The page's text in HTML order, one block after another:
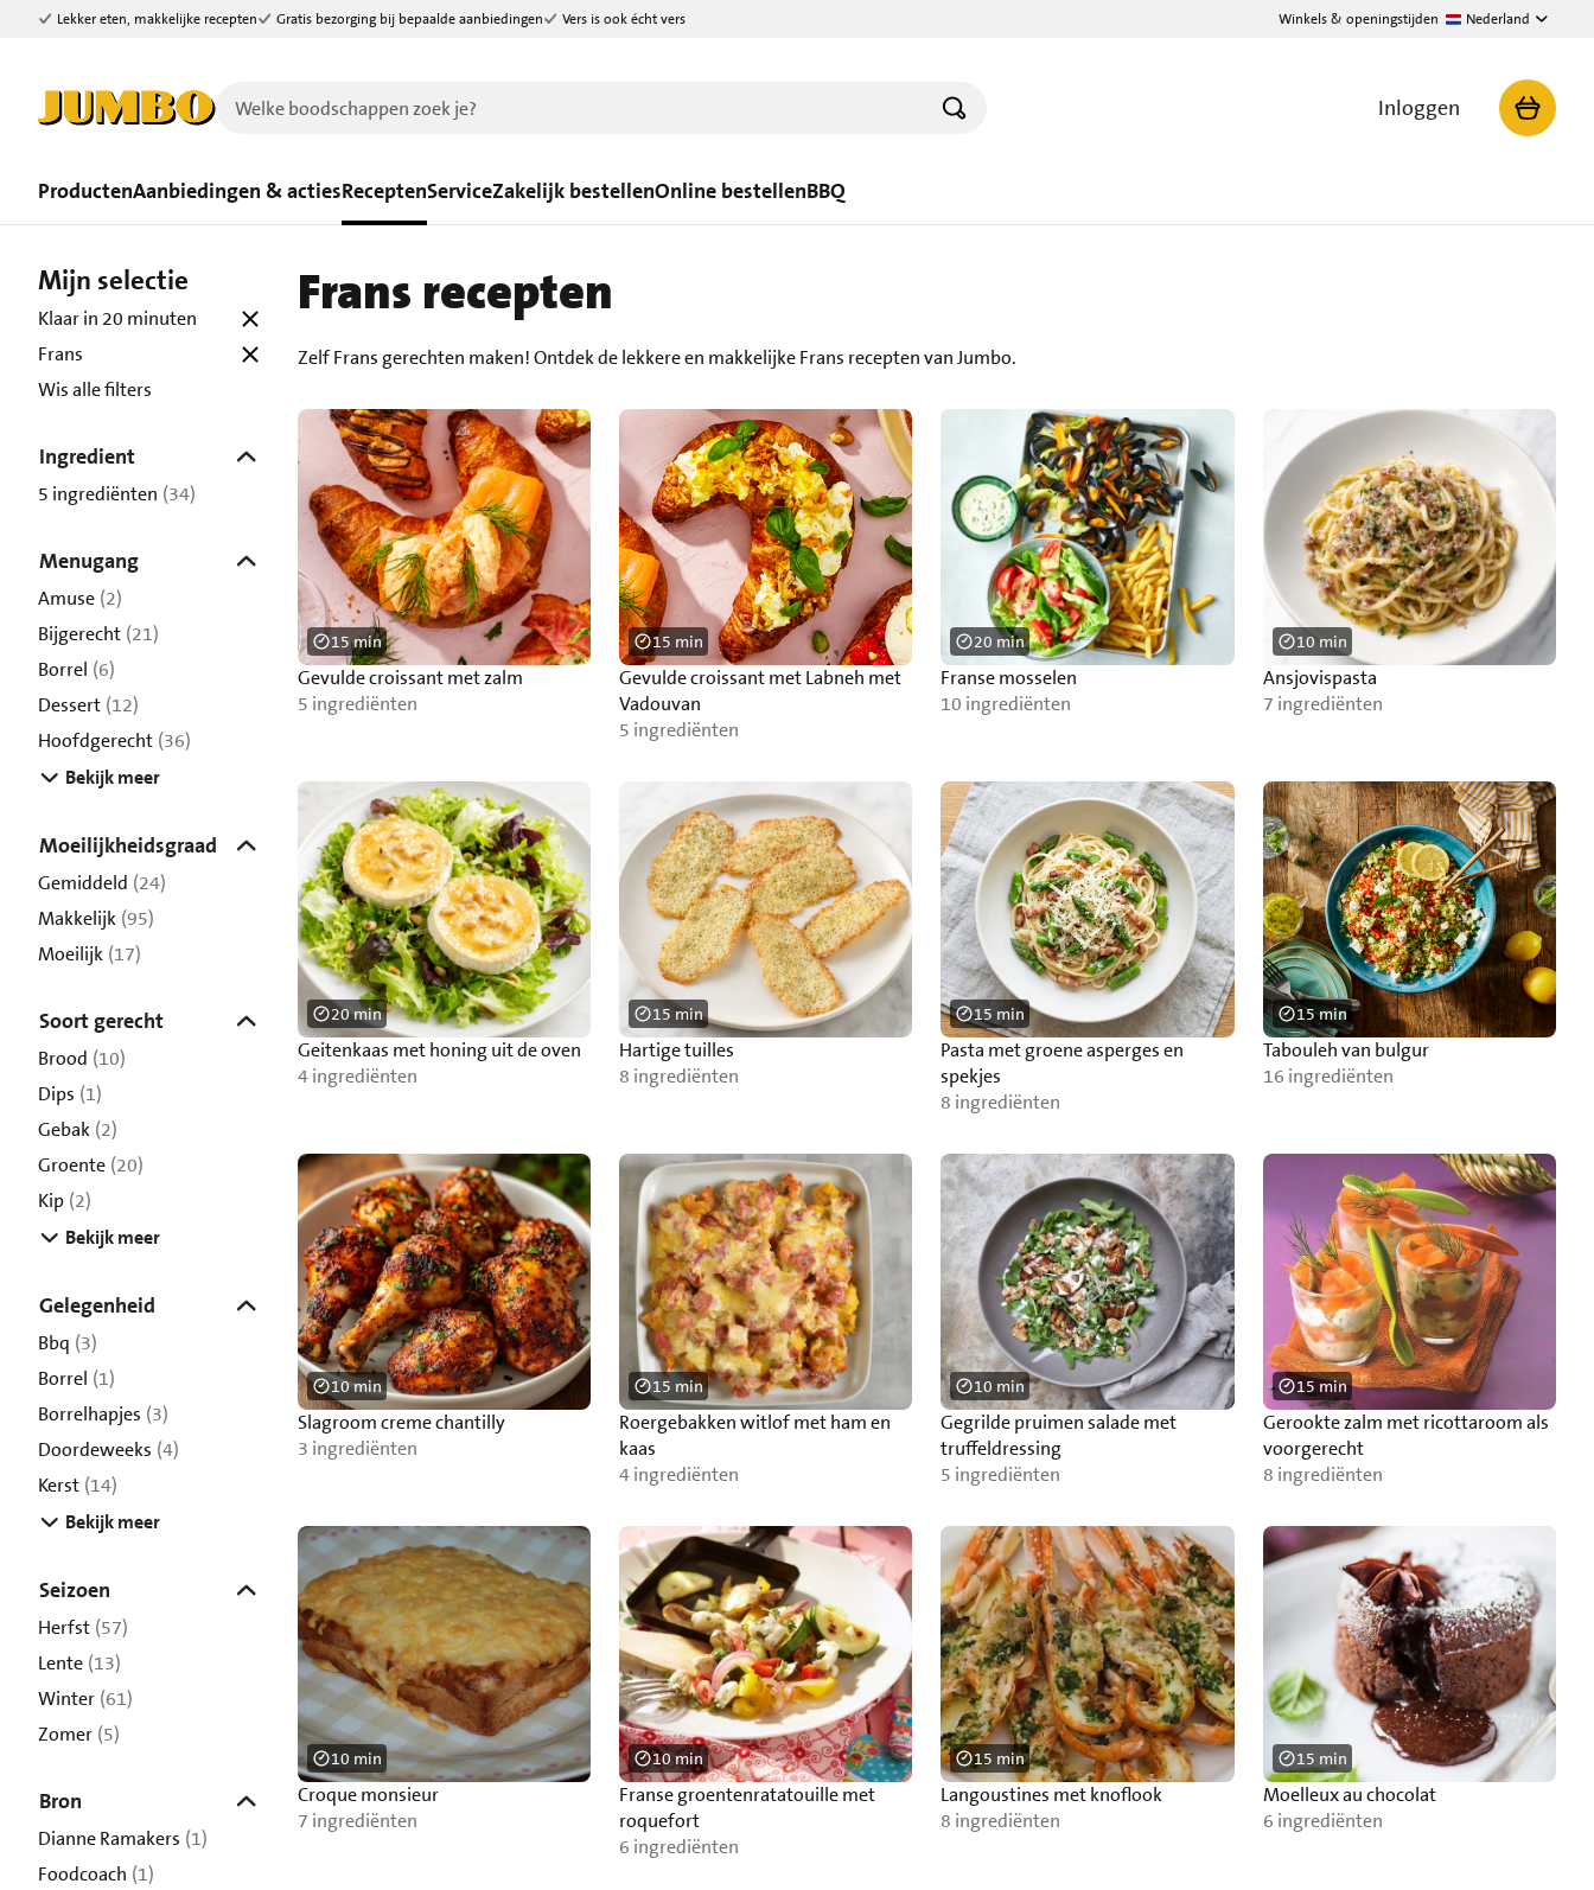
Ga naar zoeken
Ga naar hoofdinhoud
Lekker eten, makkelijke recepten Gratis bezorging bij bepaalde aanbiedingen Vers is ook écht vers Winkels & openingstijden Nederland
Inloggen
ProductenAanbiedingen & actiesReceptenServiceZakelijk bestellenOnline bestellenBBQ
Mijn selectie
Klaar in 20 minuten
Frans
Wis alle filters
Ingredient
5 ingrediënten (34)
Menugang
Amuse (2)
Bijgerecht (21)
Borrel (6)
Dessert (12)
Hoofdgerecht (36)
Bekijk meer
Moeilijkheidsgraad
Gemiddeld (24)
Makkelijk (95)
Moeilijk (17)
Soort gerecht
Brood (10)
Dips (1)
Gebak (2)
Groente (20)
Kip (2)
Bekijk meer
Gelegenheid
Bbq (3)
Borrel (1)
Borrelhapjes (3)
Doordeweeks (4)
Kerst (14)
Bekijk meer
Seizoen
Herfst (57)
Lente (13)
Winter (61)
Zomer (5)
Bron
Dianne Ramakers (1)
Foodcoach (1)
Frans recepten
Zelf Frans gerechten maken! Ontdek de lekkere en makkelijke Frans recepten van Jumbo.
Gevulde croissant met zalm
5 ingrediënten
15 min
Gevulde croissant met Labneh met
Vadouvan
5 ingrediënten
15 min
Franse mosselen
10 ingrediënten
20 min
Ansjovispasta
7 ingrediënten
10 min
Geitenkaas met honing uit de oven
4 ingrediënten
20 min
Hartige tuilles
8 ingrediënten
15 min
Pasta met groene asperges en
spekjes
8 ingrediënten
15 min
Tabouleh van bulgur
16 ingrediënten
15 min
Slagroom creme chantilly
3 ingrediënten
10 min
Roergebakken witlof met ham en
kaas
4 ingrediënten
15 min
Gegrilde pruimen salade met
truffeldressing
5 ingrediënten
10 min
Gerookte zalm met ricottaroom als
voorgerecht
8 ingrediënten
15 min
Croque monsieur
7 ingrediënten
10 min
Franse groentenratatouille met
roquefort
6 ingrediënten
10 min
Langoustines met knoflook
8 ingrediënten
15 min
Moelleux au chocolat
6 ingrediënten
15 min